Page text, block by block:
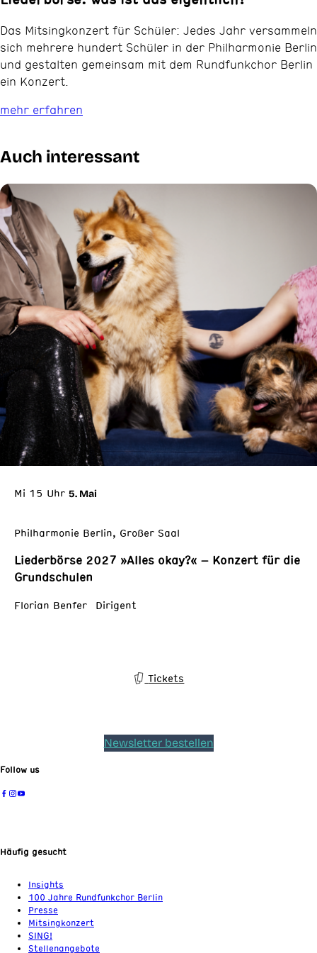
Das Mitsingkonzert für Schüler: Jedes Jahr versammeln
sich mehrere hundert Schüler in der Philharmonie Berlin
und gestalten gemeinsam mit dem Rundfunkchor Berlin
ein Konzert.
mehr erfahren
Auch interessant
Mi 15 Uhr 5. Mai
Philharmonie Berlin, Großer Saal
Liederbörse 2027 »Alles okay?« – Konzert für die
Grundschulen
Florian Benfer Dirigent
Tickets
Newsletter bestellen
Follow us
Häufig gesucht
Insights
100 Jahre Rundfunkchor Berlin
Presse
Mitsingkonzert
SING!
Stellenangebote